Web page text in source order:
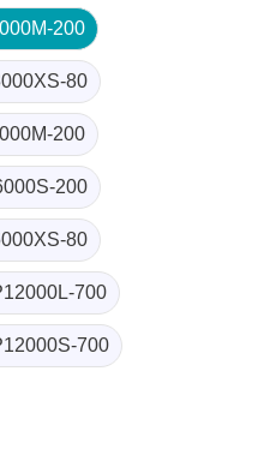
200
80
200
200
80
700
700